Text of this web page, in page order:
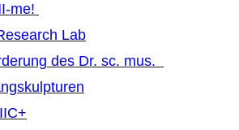
me!
Lab
des Dr. sc. mus.